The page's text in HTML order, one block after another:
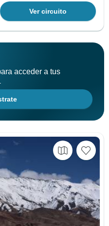
Ver circuito
acceder a tus